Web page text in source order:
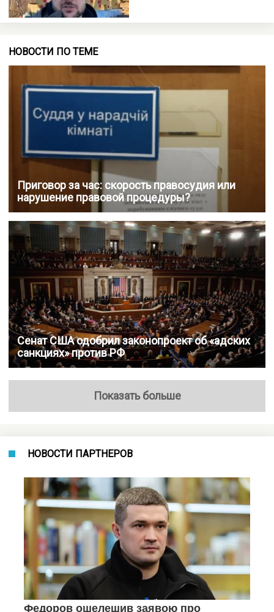
НОВОСТИ ПО ТЕМЕ
Приговор за час: скорость правосудия или
нарушение правовой процедуры?
Сенат США одобрил законопроект об «адских
санкциях» против РФ
Показать больше
НОВОСТИ ПАРТНЕРОВ